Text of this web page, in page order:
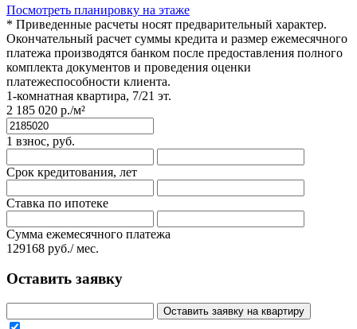
Посмотреть планировку на этаже
* Приведенные расчеты носят предварительный характер.
Окончательный расчет суммы кредита и размер ежемесячного
платежа производятся банком после предоставления полного
комплекта документов и проведения оценки
платежеспособности клиента.
1-комнатная квартира, 7/21 эт.
2 185 020 р./м²
1 взнос, руб.
Срок кредитования, лет
Ставка по ипотеке
Сумма ежемесячного платежа
129168 руб./ мес.
Оставить заявку
Оставить заявку на квартиру